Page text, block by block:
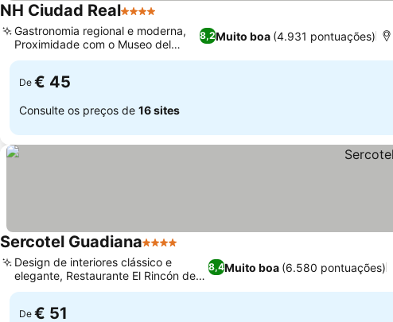
NH Ciudad Real4 Estrelas
8,2Muito boa (4.931 pontuações)
Gastronomia regional e moderna,
Proximidade com o Museo del
Quijote
De € 45
Consulte os preços de 16 sites
Sercotel Guadiana4 Estrelas
8,4Muito boa (6.580 pontuações)
Design de interiores clássico e
elegante, Restaurante El Rincón de
Cervantes
De € 51